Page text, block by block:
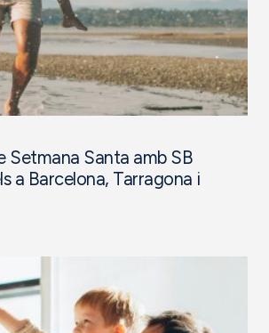
Setmana Santa amb SB
a Barcelona, Tarragona i